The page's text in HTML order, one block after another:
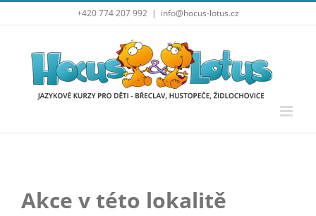
Přeskočit
+420 774 207 992 | info@hocus-lotus.cz
Akce v této lokalitě